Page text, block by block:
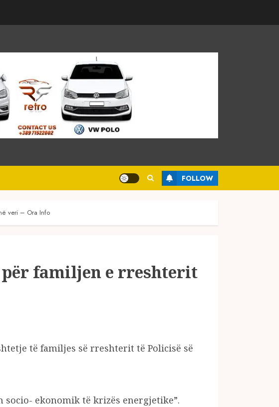
FOLLOW
veri – Ora Info
për familjen e rreshterit
të familjes së rreshterit të Policisë së
ekonomik të krizës energjetike”.